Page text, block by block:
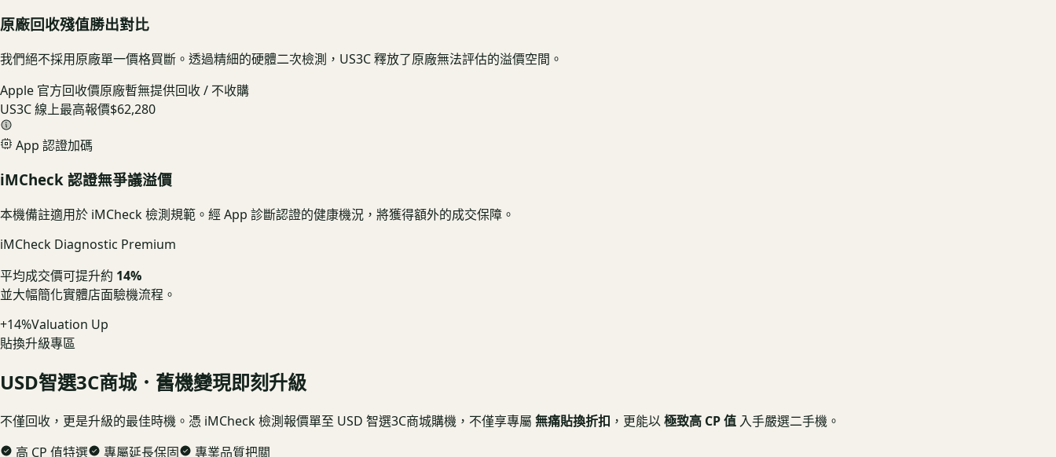
原廠回收殘值勝出對比
我們絕不採用原廠單一價格買斷。透過精細的硬體二次檢測，US3C 釋放了原廠無法評估的溢價空間。
Apple 官方回收價原廠暫無提供回收 / 不收購
US3C 線上最高報價$62,280
App 認證加碼
iMCheck 認證無爭議溢價
本機備註適用於 iMCheck 檢測規範。經 App 診斷認證的健康機況，將獲得額外的成交保障。
iMCheck Diagnostic Premium
平均成交價可提升約 14%
並大幅簡化實體店面驗機流程。
+14%Valuation Up
貼換升級專區
USD智選3C商城．舊機變現即刻升級
不僅回收，更是升級的最佳時機。憑 iMCheck 檢測報價單至 USD 智選3C商城購機，不僅享專屬 無痛貼換折扣 ，更能以極致高 CP 值 入手嚴選二手機。
高 CP 值特選
專屬延長保固 專業品質把關